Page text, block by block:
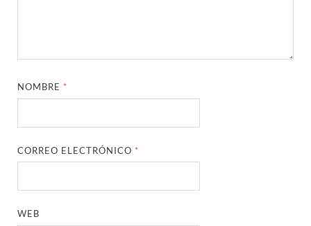
NOMBRE *
CORREO ELECTRÓNICO *
WEB